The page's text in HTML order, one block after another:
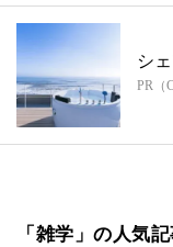
シ
PR（
「雑学」の人気